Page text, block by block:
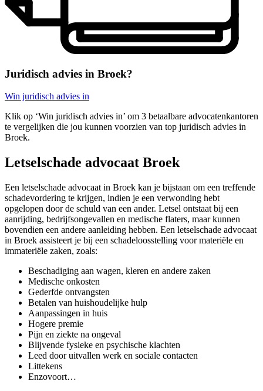
Juridisch advies in Broek?
Win juridisch advies in
Klik op ‘Win juridisch advies in’ om 3 betaalbare advocatenkantoren
te vergelijken die jou kunnen voorzien van top juridisch advies in
Broek.
Letselschade advocaat Broek
Een letselschade advocaat in Broek kan je bijstaan om een treffende
schadevordering te krijgen, indien je een verwonding hebt
opgelopen door de schuld van een ander. Letsel ontstaat bij een
aanrijding, bedrijfsongevallen en medische flaters, maar kunnen
bovendien een andere aanleiding hebben. Een letselschade advocaat
in Broek assisteert je bij een schadeloosstelling voor materiële en
immateriële zaken, zoals:
Beschadiging aan wagen, kleren en andere zaken
Medische onkosten
Gederfde ontvangsten
Betalen van huishoudelijke hulp
Aanpassingen in huis
Hogere premie
Pijn en ziekte na ongeval
Blijvende fysieke en psychische klachten
Leed door uitvallen werk en sociale contacten
Littekens
Enzovoort…